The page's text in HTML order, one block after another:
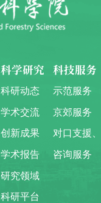
科学研究
科研动态
学术交流
创新成果
学术报告
研究领域
科研平台
科技服务
示范服务
京郊服务
对口支援
咨询服务